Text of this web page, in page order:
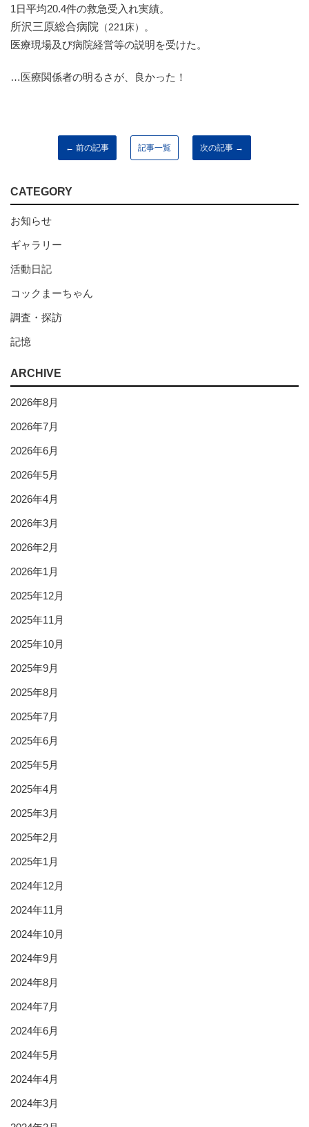
1日平均20.4件の救急受入れ実績。
所沢三原総合病院 （221床）。
医療現場及び病院経営等の説明を受けた。
…医療関係者の明るさが、良かった！
← 前の記事 記事一覧 次の記事 →
CATEGORY
お知らせ
ギャラリー
活動日記
コックまーちゃん
調査・探訪
記憶
ARCHIVE
2026年8月
2026年7月
2026年6月
2026年5月
2026年4月
2026年3月
2026年2月
2026年1月
2025年12月
2025年11月
2025年10月
2025年9月
2025年8月
2025年7月
2025年6月
2025年5月
2025年4月
2025年3月
2025年2月
2025年1月
2024年12月
2024年11月
2024年10月
2024年9月
2024年8月
2024年7月
2024年6月
2024年5月
2024年4月
2024年3月